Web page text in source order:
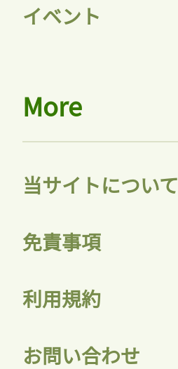
イベント
More
当サイトについて
免責事項
利用規約
お問い合わせ